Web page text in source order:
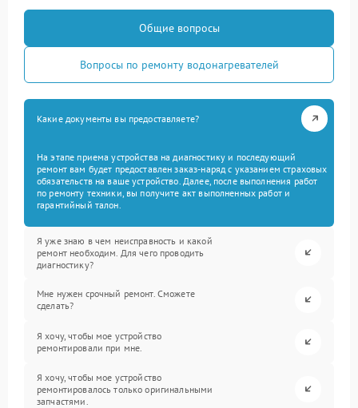
Общие вопросы
Вопросы по ремонту водонагревателей
Какие документы вы предоставляете?
На этапе приема устройства на диагностику и последующий
ремонт вам будет предоставлен заказ-наряд с указанием страховых
обязательств на ваше устройство. Далее, после выполнения работ
по ремонту техники, вы получите акт выполненных работ и
гарантийный талон.
Я уже знаю в чем неисправность и какой
ремонт необходим. Для чего проводить
диагностику?
Мне нужен срочный ремонт. Сможете
сделать?
Я хочу, чтобы мое устройство
ремонтировали при мне.
Я хочу, чтобы мое устройство
ремонтировалось только оригинальными
запчастями.